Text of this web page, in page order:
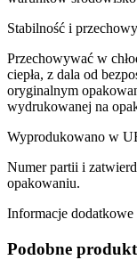
Stabilność i
Przechowywać w
ciepła, z dala od
oryginalnym
wydrukowanej na
Wyprodukowano w
Numer partii i
opakowaniu.
Informacje dodatkowe
Podobne